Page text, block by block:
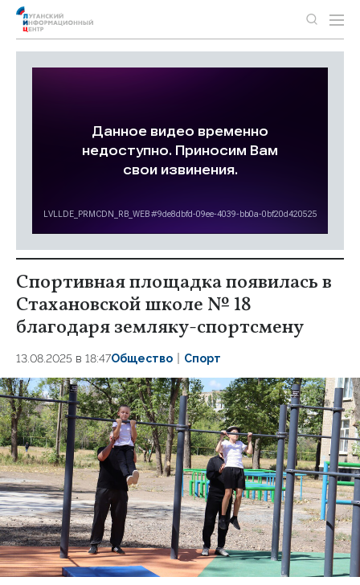
Спортивная площадка появилась в
Стахановской школе № 18
благодаря земляку-спортсмену
13.08.2025 в 18:47Общество Спорт